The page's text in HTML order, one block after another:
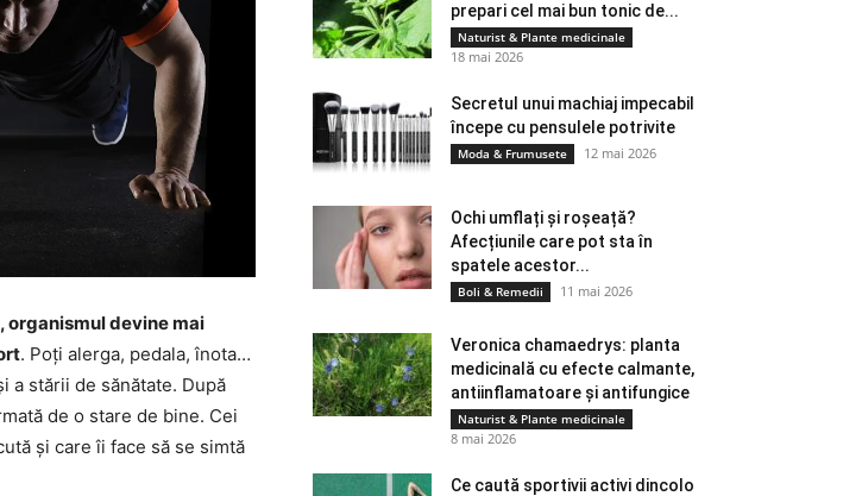
devine mai
. Poți alerga, pedala, înota…
a stării de sănătate. După
de o stare de bine. Cei
și care îi face să se simtă
prepari cel mai bun tonic de...
Naturist & Plante medicinale
18 mai 2026
Secretul unui machiaj impecabil
începe cu pensulele potrivite
Moda & Frumusete 12 mai 2026
Ochi umflați și roșeață?
Afecțiunile care pot sta în
spatele acestor...
Boli & Remedii 11 mai 2026
Veronica chamaedrys: planta
medicinală cu efecte calmante,
antiinflamatoare și antifungice
Naturist & Plante medicinale
8 mai 2026
Ce caută sportivii activi dincolo